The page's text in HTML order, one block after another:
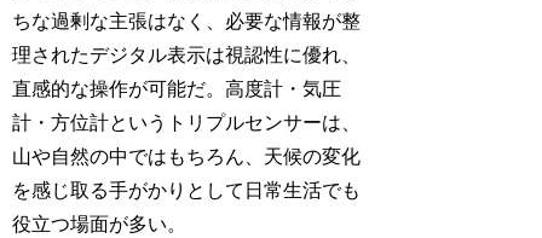
ちな過剰な主張はなく、必要な情報が整
理されたデジタル表示は視認性に優れ、
直感的な操作が可能だ。高度計・気圧
計・方位計というトリプルセンサーは、
山や自然の中ではもちろん、天候の変化
を感じ取る手がかりとして日常生活でも
役立つ場面が多い。